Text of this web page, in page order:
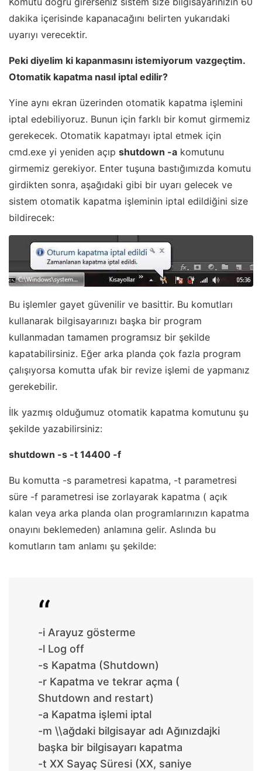
dakika içerisinde kapanacağını belirten yukarıdaki
uyarıyı verecektir.
Peki diyelim ki kapanmasını istemiyorum vazgeçtim.
Otomatik kapatma nasıl iptal edilir?
Yine aynı ekran üzerinden otomatik kapatma işlemini
iptal edebiliyoruz. Bunun için farklı bir komut girmemiz
gerekecek. Otomatik kapatmayı iptal etmek için
cmd.exe yi yeniden açıp shutdown -a komutunu
girmemiz gerekiyor. Enter tuşuna bastığımızda komutu
girdikten sonra, aşağıdaki gibi bir uyarı gelecek ve
sistem otomatik kapatma işleminin iptal edildiğini size
bildirecek:
Bu işlemler gayet güvenilir ve basittir. Bu komutları
kullanarak bilgisayarınızı başka bir program
kullanmadan tamamen programsız bir şekilde
kapatabilirsiniz. Eğer arka planda çok fazla program
çalışıyorsa komutta ufak bir revize işlemi de yapmanız
gerekebilir.
İlk yazmış olduğumuz otomatik kapatma komutunu şu
şekilde yazabilirsiniz:
shutdown -s -t 14400 -f
Bu komutta -s parametresi kapatma, -t parametresi
süre -f parametresi ise zorlayarak kapatma ( açık
kalan veya arka planda olan programlarınızın kapatma
onayını beklemeden) anlamına gelir. Aslında bu
komutların tam anlamı şu şekilde:
-i Arayuz gösterme
-l Log off
-s Kapatma (Shutdown)
-r Kapatma ve tekrar açma (
Shutdown and restart)
-a Kapatma işlemi iptal
-m \\ağdaki bilgisayar adı Ağınızdajki
başka bir bilgisayarı kapatma
-t XX Sayaç Süresi (XX, saniye